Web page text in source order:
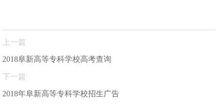
上一篇
2018阜新高等专科学校高考查询
下一篇
2018年阜新高等专科学校招生广告